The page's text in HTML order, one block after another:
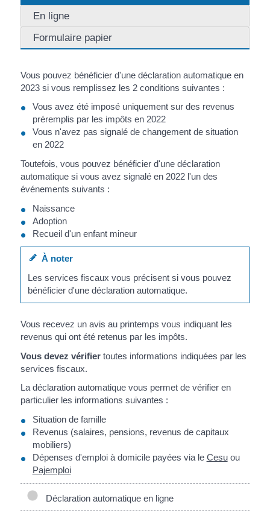
En ligne
Formulaire papier
Vous pouvez bénéficier d'une déclaration automatique en
2023 si vous remplissez les 2 conditions suivantes :
Vous avez été imposé uniquement sur des revenus
préremplis par les impôts en 2022
Vous n'avez pas signalé de changement de situation
en 2022
Toutefois, vous pouvez bénéficier d'une déclaration
automatique si vous avez signalé en 2022 l'un des
événements suivants :
Naissance
Adoption
Recueil d'un enfant mineur
À noter
Les services fiscaux vous précisent si vous pouvez
bénéficier d'une déclaration automatique.
Vous recevez un avis au printemps vous indiquant les
revenus qui ont été retenus par les impôts.
Vous devez vérifiertoutes informations indiquées par les
services fiscaux.
La déclaration automatique vous permet de vérifier en
particulier les informations suivantes :
Situation de famille
Revenus (salaires, pensions, revenus de capitaux
mobiliers)
Dépenses d'emploi à domicile payées via le Cesuou
Pajemploi
Déclaration automatique en ligne